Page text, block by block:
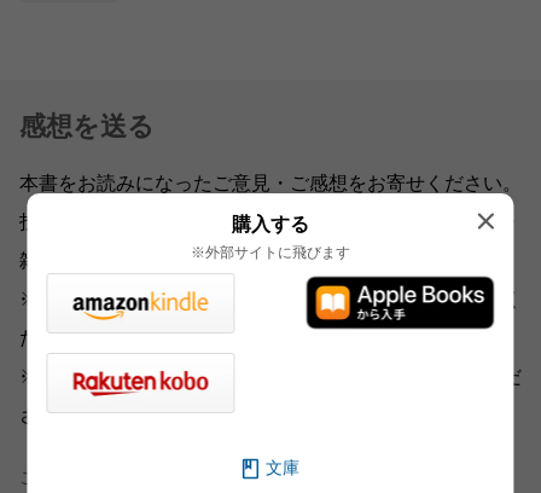
感想を送る
本書をお読みになったご意見・ご感想をお寄せください。
投稿されたお客様の声は、弊社ウェブサイト、また新聞・
雑誌広告などに掲載させていただく場合がございます。
※いただいた内容へのご返信は致しかねますのでご了承く
ださい。
※ご意見・ご感想以外は、
から各部門にお送りくだ
さい。
ご意見・ご感想
購入する
※外部サイトに飛びます
文庫